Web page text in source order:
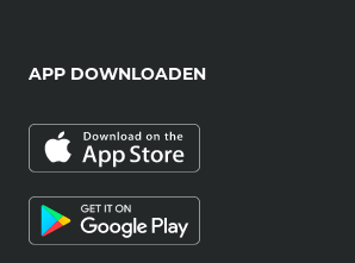
APP DOWNLOADEN